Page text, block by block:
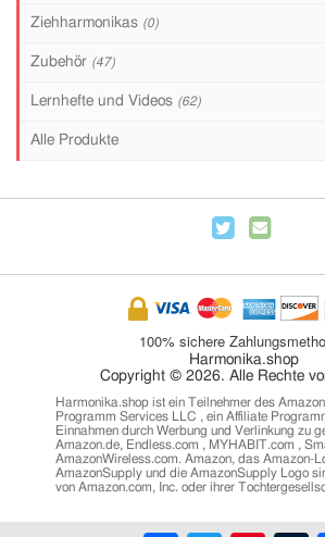
Ziehharmonikas (0)
Zubehör (47)
Lernhefte und Videos (62)
Alle Produkte
100% sichere
Harmonika.shop
Copyright © 2026. Alle Rechte
Harmonika.shop ist ein Teilnehmer des
Programm Services LLC , ein Affiliate
Einnahmen durch Werbung und Verlinkung zu
Amazon.de, Endless.com , MYHABIT.com ,
AmazonWireless.com. Amazon, das Amazon-
AmazonSupply und die AmazonSupply Logo
von Amazon.com, Inc. oder ihrer